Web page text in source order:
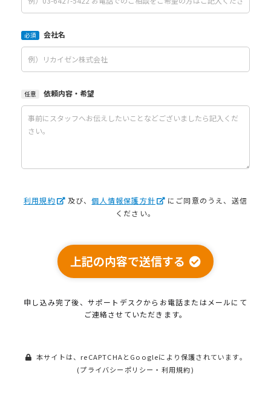
必須 会社名
任意 依頼内容・希望
利用規約 及び、個人情報保護方針
にご同意のうえ、送信
ください。
上記の内容で送信する
申し込み完了後、サポートデスクから お電話またはメールにて
ご連絡させていただきます。
本サイトは、reCAPTCHAとGoogleにより保護されています。
(プライバシーポリシー ・ 利用規約)